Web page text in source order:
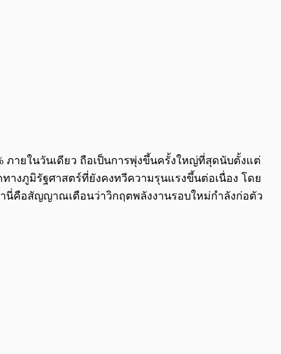
ภายในวันเดียว ถือเป็นการพุ่งขึ้นครั้งใหญ่ที่สุดนับตั้งแต่
างภูมิรัฐศาสตร์ที่ยังคงทวีความรุนแรงขึ้นต่อเนื่อง โดย
นี่คือสัญญาณเตือนว่าวิกฤตพลังงานรอบใหม่กำลังก่อตัว